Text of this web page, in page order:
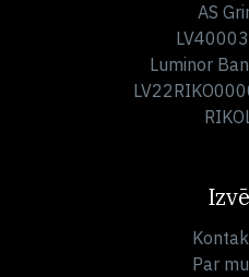
AS
Luminor
Par